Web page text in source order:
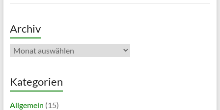
Archiv
Archiv
Kategorien
Allgemein (15)